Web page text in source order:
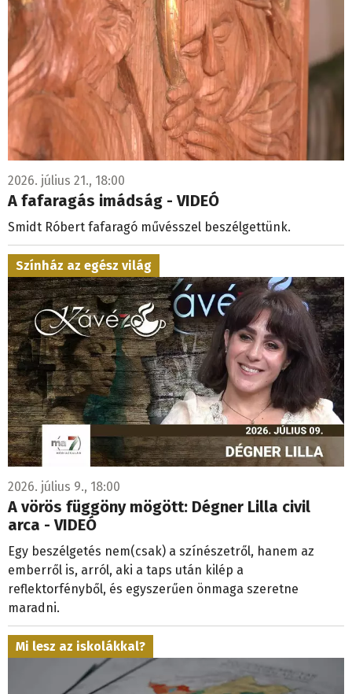
2026. július 21., 18:00
A fafaragás imádság - VIDEÓ
Smidt Róbert fafaragó művésszel beszélgettünk.
Színház az egész világ
2026. július 9., 18:00
A vörös függöny mögött: Dégner Lilla civil
arca - VIDEÓ
Egy beszélgetés nem(csak) a színészetről, hanem az
emberről is, arról, aki a taps után kilép a
reflektorfényből, és egyszerűen önmaga szeretne
maradni.
Mi lesz az iskolákkal?